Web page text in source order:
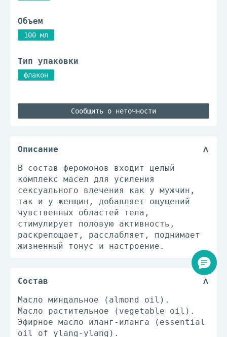
Объем
100 мл
Тип упаковки
флакон
Сообщить о неточности
Описание
В состав феромонов входит целый
комплекс масел для усиления
сексуального влечения как у мужчин,
так и у женщин, добавляет ощущений
чувственных областей тела,
стимулирует половую активность,
раскрепощает, расслабляет, поднимает
жизненный тонус и настроение.
Состав
Масло миндальное (almond oil).
Масло растительное (vegetable oil).
Эфирное масло иланг-иланга (essential
oil of ylang-ylang).